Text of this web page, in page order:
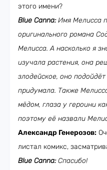
этого имени?
Blue Canna: Имя Мелисса
оригинального романа
Мелисса. А насколько я
изучала растения, она
злодейское, оно
придумала. Также
мёдом, глаза у героини
поэтому её назвали
Александр Генерозов:
листал комикс,
Blue Canna: Спасибо!